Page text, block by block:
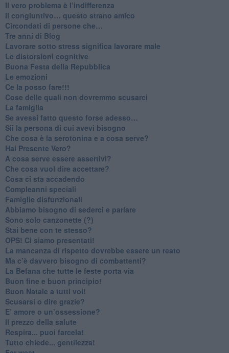
​Il vero problema è l’indifferenza
​Il congiuntivo… questo strano amico
​Circondati di persone che…
​Tre anni di Blog
​Lavorare sotto stress significa lavorare male
​Le distorsioni cognitive
​Buona Festa della Repubblica
Le emozioni
​Ce la posso fare!!!
​Cose delle quali non dovremmo scusarci
​La famiglia
​Se avessi fatto questo forse adesso…
​Sii la persona di cui avevi bisogno
Che cosa è la serotonina e a cosa serve?
​Hai Presente Vero?
A cosa serve essere assertivi?
​Che cosa vuol dire accettare?
​Cosa ci sta accadendo
​Compleanni speciali
​Famiglie disfunzionali
​Abbiamo bisogno di sederci e parlare
Sono solo canzonette (?)
​Stai bene con te stesso?
​OPS! Ci siamo presentati!
​La mancanza di rispetto dovrebbe essere un reato
​Ma c’è davvero bisogno di combattenti?
​La Befana che tutte le feste porta via
Buon fine e buon principio!
​Buon Natale a tutti voi!
​Scusarsi o dire grazie?
​E’ amore o un’ossessione?
​Il prezzo della salute
​Respira... puoi farcela!
​Tutto chiede... gentilezza!